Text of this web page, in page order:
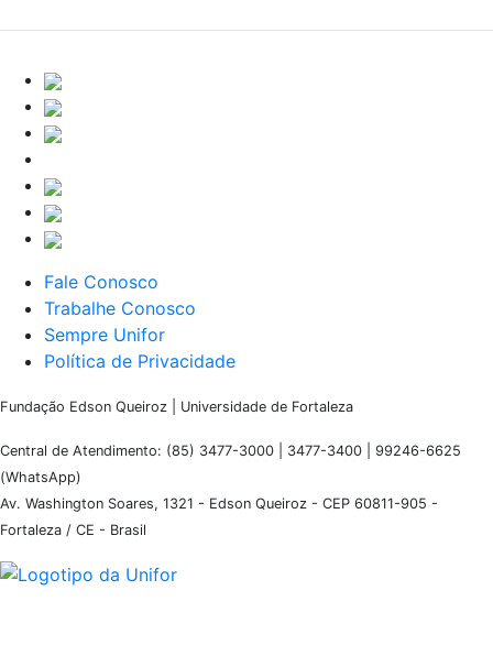
Fale Conosco
Trabalhe Conosco
Sempre Unifor
Política de Privacidade
Fundação Edson Queiroz | Universidade de Fortaleza
Central de Atendimento: (85) 3477-3000 | 3477-3400 | 99246-6625
(WhatsApp)
Av. Washington Soares, 1321 - Edson Queiroz - CEP 60811-905 -
Fortaleza / CE - Brasil